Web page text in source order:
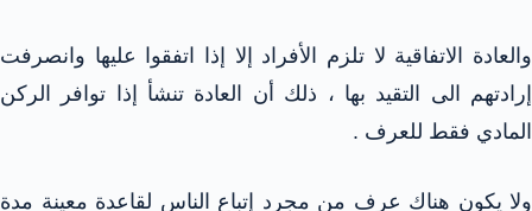
والعادة الاتفاقية لا تلزم الأفراد إلا إذا اتفقوا عليها وانصرفت
إرادتهم الى التقيد بها ، ذلك أن العادة تنشأ إذا توافر الركن
المادي فقط للعرف .
ولا يكون هناك عرف من مجرد إتباع الناس لقاعدة معينة مدة